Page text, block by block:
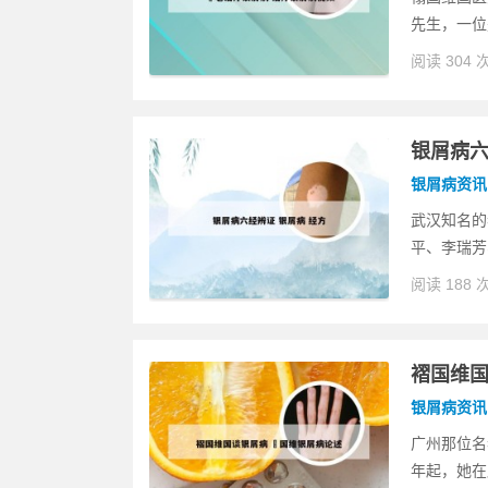
先生，一
阅读 304
银屑病
银屑病资讯
武汉知名
平、李瑞
阅读 188
褶国维
银屑病资讯
广州那位
年起，她